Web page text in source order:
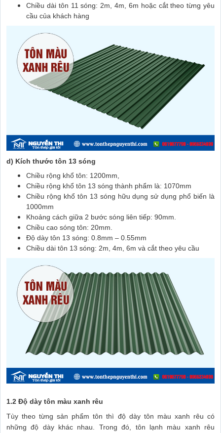
Chiều dài tôn 11 sóng: 2m, 4m, 6m hoặc cắt theo từng yêu
cầu của khách hàng
d) Kích thước tôn 13 sóng
Chiều rộng khổ tôn: 1200mm,
Chiều rộng khổ tôn 13 sóng thành phẩm là: 1070mm
Chiều rộng khổ tôn 13 sóng hữu dụng sử dụng phổ biến là
1000mm
Khoảng cách giữa 2 bước sóng liên tiếp: 90mm.
Chiều cao sóng tôn: 20mm.
Độ dày tôn 13 sóng: 0.8mm – 0.55mm
Chiều dài tôn 13 sóng: 2m, 4m, 6m và cắt theo yêu cầu
1.2 Độ dày tôn màu xanh rêu
Tùy theo từng sản phẩm tôn thì độ dày tôn màu xanh rêu có
những độ dày khác nhau. Trong đó, tôn lạnh màu xanh rêu